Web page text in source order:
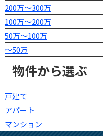
200万～300万
100万～200万
50万～100万
～50万
物件から選ぶ
戸建て
アパート
マンション